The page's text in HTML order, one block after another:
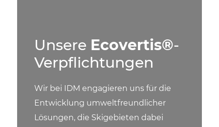
Unsere Ecovertis®-
Verpflichtungen
Wir bei IDM engagieren uns für die
Entwicklung umweltfreundlicher
Lösungen, die Skigebieten dabei